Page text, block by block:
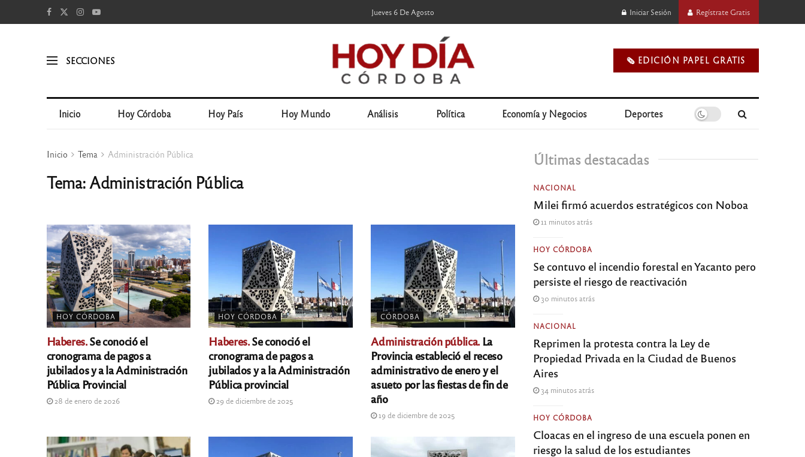
Jueves 6 De Agosto Iniciar Sesión Regístrate Gratis
SECCIONES 🗞️ EDICIÓN PAPEL GRATIS
Inicio Hoy Córdoba Hoy País Hoy Mundo Análisis Política Economía y Negocios Deportes
Inicio Tema Administración Pública
Tema: Administración Pública
HOY CÓRDOBA
Haberes.Se conoció el
cronograma de pagos a
jubilados y a la Administración
Pública Provincial
28 de enero de 2026
HOY CÓRDOBA
Haberes.Se conoció el
cronograma de pagos a
jubilados y a la Administración
Pública provincial
29 de diciembre de 2025
CÓRDOBA
Administración pública.La
Provincia estableció el receso
administrativo de enero y el
asueto por las fiestas de fin de
año
19 de diciembre de 2025
Últimas destacadas
NACIONAL
Milei firmó acuerdos estratégicos con Noboa
11 minutos atrás
HOY CÓRDOBA
Se contuvo el incendio forestal en Yacanto pero
persiste el riesgo de reactivación
30 minutos atrás
NACIONAL
Reprimen la protesta contra la Ley de
Propiedad Privada en la Ciudad de Buenos
Aires
34 minutos atrás
HOY CÓRDOBA
Cloacas en el ingreso de una escuela ponen en
riesgo la salud de los estudiantes